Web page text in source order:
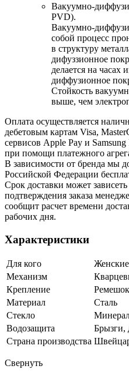
Вакуумно-
PVD).
Вакуумно-
собой процесс
в структуру
дифуззионное
делается на часах
диффузионное
Стойкость
выше, чем
Оплата осуществляется
дебетовым картам Visa,
сервисов Apple Pay и
при помощи платежного
В зависимости от бренда мы
Российской Федерации
Срок доставки может
подтверждения заказа
сообщит расчет времени
рабочих дня.
Характеристики
Для кого
Женские
Механизм
Крепление
Ремешок
Материал
Сталь
Стекло
Водозащита
Брызги,
Страна производства
Свернуть